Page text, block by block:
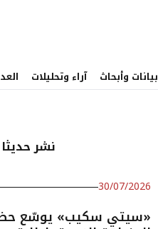
بيانات وأبحاث آراء وتحليلات
نشر حديثا
30/07/2026
«سيتي سكيب» يوسّع